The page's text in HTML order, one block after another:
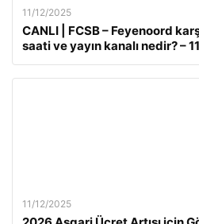
11/12/2025
CANLI | FCSB – Feyenoord
saati ve yayın kanalı nedir? –
11/12/2025